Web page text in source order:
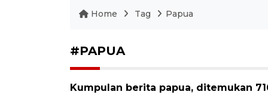
Home Tag Papua
#PAPUA
Kumpulan berita papua, ditemukan